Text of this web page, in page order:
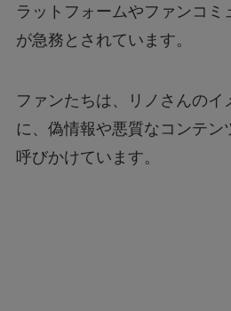
ラットフォームやファンコミ
が急務とされています。
ファンたちは、リノさんのイ
に、偽情報や悪質なコンテン
呼びかけています。